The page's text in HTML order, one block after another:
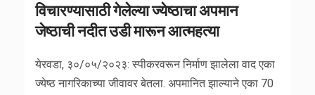
विचारण्यासाठी गेलेल्या ज्येष्ठाचा अपमान
जेष्ठाची नदीत उडी मारून आत्महत्या
येरवडा, ३०/०५/२०२३: स्पीकरवरून निर्माण झालेला वाद एका
ज्येष्ठ नागरिकाच्या जीवावर बेतला. अपमानित झाल्याने एका 70